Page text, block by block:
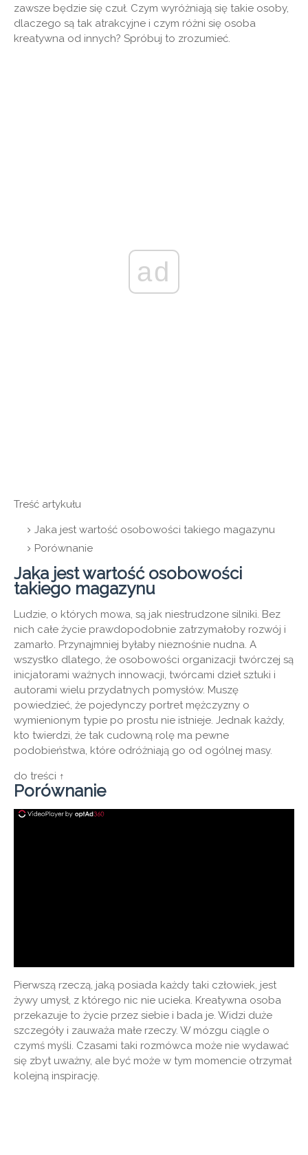
zawsze będzie się czuł. Czym wyróżniają się takie osoby,
dlaczego są tak atrakcyjne i czym różni się osoba
kreatywna od innych? Spróbuj to zrozumieć.
ad
Treść artykułu
Jaka jest wartość osobowości takiego magazynu
Porównanie
Jaka jest wartość osobowości
takiego magazynu
Ludzie, o których mowa, są jak niestrudzone silniki. Bez
nich całe życie prawdopodobnie zatrzymałoby rozwój i
zamarło. Przynajmniej byłaby nieznośnie nudna. A
wszystko dlatego, że osobowości organizacji twórczej są
inicjatorami ważnych innowacji, twórcami dzieł sztuki i
autorami wielu przydatnych pomysłów. Muszę
powiedzieć, że pojedynczy portret mężczyzny o
wymienionym typie po prostu nie istnieje. Jednak każdy,
kto twierdzi, że tak cudowną rolę ma pewne
podobieństwa, które odróżniają go od ogólnej masy.
do treści ↑
Porównanie
Pierwszą rzeczą, jaką posiada każdy taki człowiek, jest
żywy umysł, z którego nic nie ucieka. Kreatywna osoba
przekazuje to życie przez siebie i bada je. Widzi duże
szczegóły i zauważa małe rzeczy. W mózgu ciągle o
czymś myśli. Czasami taki rozmówca może nie wydawać
się zbyt uważny, ale być może w tym momencie otrzymał
kolejną inspirację.